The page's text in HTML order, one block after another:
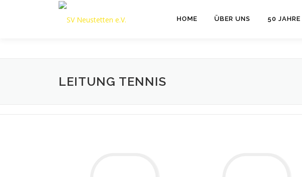
HOME ÜBER UNS 50 JAHRE
LEITUNG TENNIS